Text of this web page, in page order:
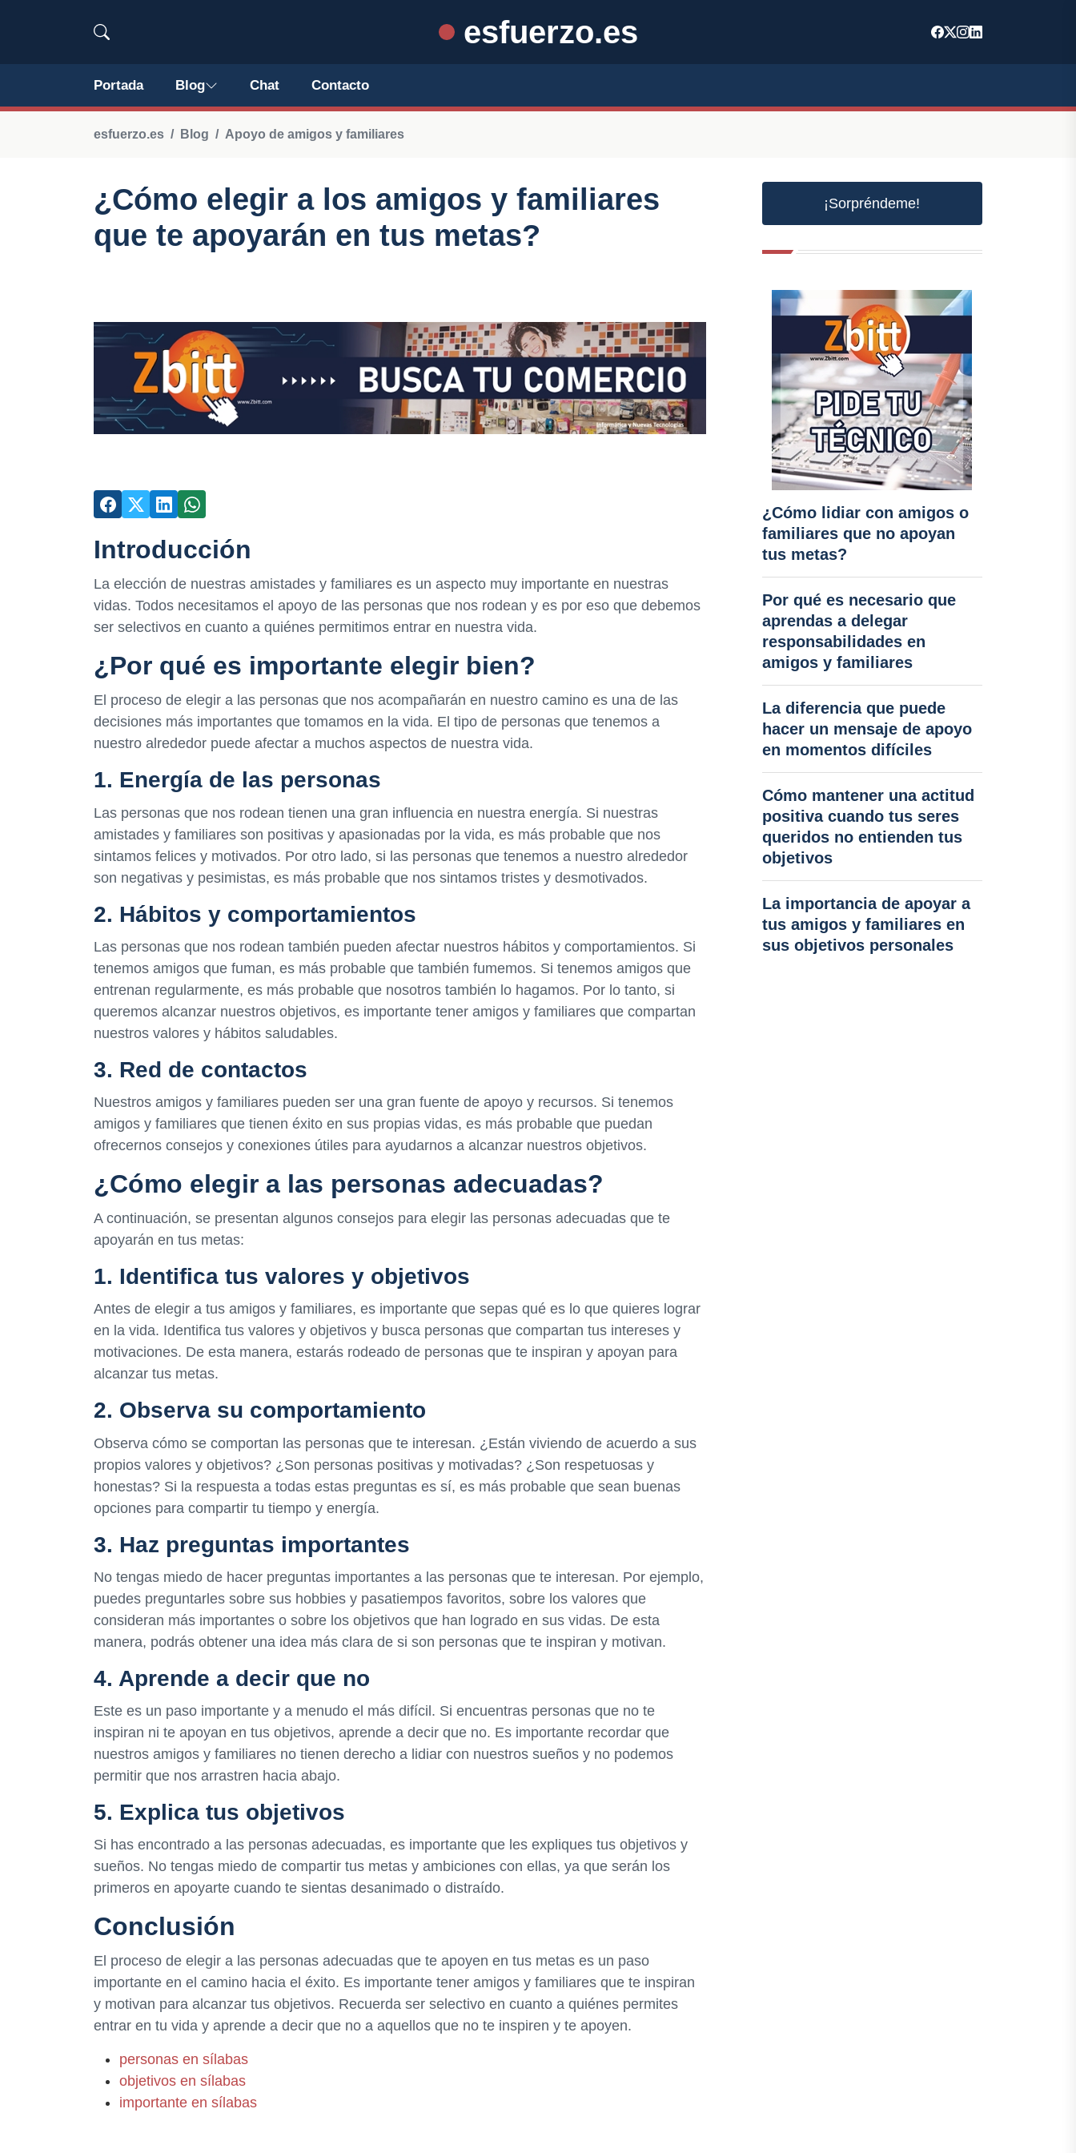
esfuerzo.es
Portada Blog Chat Contacto
esfuerzo.es Blog Apoyo de amigos y familiares
¿Cómo elegir a los amigos y familiares
que te apoyarán en tus metas?
Introducción
La elección de nuestras amistades y familiares es un aspecto muy importante en nuestras
vidas. Todos necesitamos el apoyo de las personas que nos rodean y es por eso que debemos
ser selectivos en cuanto a quiénes permitimos entrar en nuestra vida.
¿Por qué es importante elegir bien?
El proceso de elegir a las personas que nos acompañarán en nuestro camino es una de las
decisiones más importantes que tomamos en la vida. El tipo de personas que tenemos a
nuestro alrededor puede afectar a muchos aspectos de nuestra vida.
1. Energía de las personas
Las personas que nos rodean tienen una gran influencia en nuestra energía. Si nuestras
amistades y familiares son positivas y apasionadas por la vida, es más probable que nos
sintamos felices y motivados. Por otro lado, si las personas que tenemos a nuestro alrededor
son negativas y pesimistas, es más probable que nos sintamos tristes y desmotivados.
2. Hábitos y comportamientos
Las personas que nos rodean también pueden afectar nuestros hábitos y comportamientos. Si
tenemos amigos que fuman, es más probable que también fumemos. Si tenemos amigos que
entrenan regularmente, es más probable que nosotros también lo hagamos. Por lo tanto, si
queremos alcanzar nuestros objetivos, es importante tener amigos y familiares que compartan
nuestros valores y hábitos saludables.
3. Red de contactos
Nuestros amigos y familiares pueden ser una gran fuente de apoyo y recursos. Si tenemos
amigos y familiares que tienen éxito en sus propias vidas, es más probable que puedan
ofrecernos consejos y conexiones útiles para ayudarnos a alcanzar nuestros objetivos.
¿Cómo elegir a las personas adecuadas?
A continuación, se presentan algunos consejos para elegir las personas adecuadas que te
apoyarán en tus metas:
1. Identifica tus valores y objetivos
Antes de elegir a tus amigos y familiares, es importante que sepas qué es lo que quieres lograr
en la vida. Identifica tus valores y objetivos y busca personas que compartan tus intereses y
motivaciones. De esta manera, estarás rodeado de personas que te inspiran y apoyan para
alcanzar tus metas.
2. Observa su comportamiento
Observa cómo se comportan las personas que te interesan. ¿Están viviendo de acuerdo a sus
propios valores y objetivos? ¿Son personas positivas y motivadas? ¿Son respetuosas y
honestas? Si la respuesta a todas estas preguntas es sí, es más probable que sean buenas
opciones para compartir tu tiempo y energía.
3. Haz preguntas importantes
No tengas miedo de hacer preguntas importantes a las personas que te interesan. Por ejemplo,
puedes preguntarles sobre sus hobbies y pasatiempos favoritos, sobre los valores que
consideran más importantes o sobre los objetivos que han logrado en sus vidas. De esta
manera, podrás obtener una idea más clara de si son personas que te inspiran y motivan.
4. Aprende a decir que no
Este es un paso importante y a menudo el más difícil. Si encuentras personas que no te
inspiran ni te apoyan en tus objetivos, aprende a decir que no. Es importante recordar que
nuestros amigos y familiares no tienen derecho a lidiar con nuestros sueños y no podemos
permitir que nos arrastren hacia abajo.
5. Explica tus objetivos
Si has encontrado a las personas adecuadas, es importante que les expliques tus objetivos y
sueños. No tengas miedo de compartir tus metas y ambiciones con ellas, ya que serán los
primeros en apoyarte cuando te sientas desanimado o distraído.
Conclusión
El proceso de elegir a las personas adecuadas que te apoyen en tus metas es un paso
importante en el camino hacia el éxito. Es importante tener amigos y familiares que te inspiran
y motivan para alcanzar tus objetivos. Recuerda ser selectivo en cuanto a quiénes permites
entrar en tu vida y aprende a decir que no a aquellos que no te inspiren y te apoyen.
personas en sílabas
objetivos en sílabas
importante en sílabas
¡Sorpréndeme!
¿Cómo lidiar con amigos o
familiares que no apoyan
tus metas?
Por qué es necesario que
aprendas a delegar
responsabilidades en
amigos y familiares
La diferencia que puede
hacer un mensaje de apoyo
en momentos difíciles
Cómo mantener una actitud
positiva cuando tus seres
queridos no entienden tus
objetivos
La importancia de apoyar a
tus amigos y familiares en
sus objetivos personales